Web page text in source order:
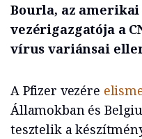
Bourla, az
vezérigazgatója a
vírus variánsai
A Pfizer vezére
Államokban és
tesztelik a